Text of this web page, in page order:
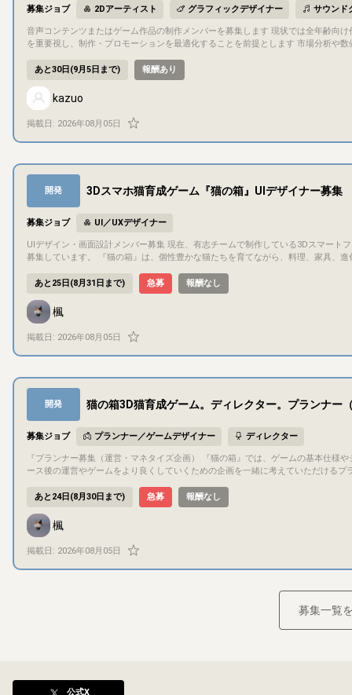
募集ジョブ 2Dアーティスト グラフィックデザイナー サウンド
音声コンテンツまたはゲーム作品の制作メンバーを募集します 現状では全年齢向け作品、主にDLsiteで
を重要視し、制作・プロモーションを最適化することを前提とします 市場分析や
ていますので それらを利用しつつもご参加いただいたメンバーのこだわりを盛
構成や意向により変更する可能性があります ## 制作期間について 年内には何らかの形で作品を発表したいと考えていますが 外注作業が多くなる場合はリードタイ
ムの影響を受けるなど、体制に応じた不確定要素が増えることが予測されるため、見直しを行う可能性があります ##
定です 報酬のお支払いについては例えば以下のようなパターンを考えています -
費（固定）+販売目標到達時のボーナス条項に基づくお支払い 比率や基準期間などの未決事項も多いため、上記のいずれとするか及びその詳細について 会計上の観
点を含めた検討を行う機会を設けます ## 募集主について 以下の作業をカバーします - マーケットに関する統計分析及びその解釈に基づく運営判断 - 作品制作・販
売にかかる事務処理（法務、税務など）、資金拠出 - プロジェクトの進行管理 - プログラミング ## 募集メンバー及びチーム規模について 以
を含め、契約時に取り決めます）をいただくことを想定しています 上記について
お、作品の発表はサークル名義で行いますが、ご協力いただいたメンバーのクレジットを記載する予定です ## 応募条件につ
募時点で20歳以上であること（報酬のお支払い・契約締結の都合によるもの） -
に関する統計分析レポート（短信）をお渡ししますので、そちらをご確認の上、
るポートフォリオをご提出いただきます（形式、フォーマットは自由です） ## 選考期間について 応募状況により変動する部分が大きく、現時点では確定できてい
ョン方法 Discordを利用します こちらでDiscordサーバーを用意いたしますので
み、音声チャンネルは利用しない想定です その他、大容量ファイルの送受信には主にGoogleドライブを利用しま
ます。なるべく確認するようにいたしますが、予めご了承いただきたく存じます
あと30日(9月5日まで) 報酬あり
kazuo
掲載日: 2026年08月05日
開発 3Dスマホ猫育成ゲーム『猫の箱』UIデザイナー募集
募集ジョブ UI／UXデザイナー
UIデザイン・画面設計メンバー募集 現在、有志チームで制作している3Dスマートフォン向け猫育成ゲーム **『猫の箱』**のUI制作に参加してくださる方を、数名
募集しています。 『猫の箱』は、個性豊かな猫たちを育てながら、料理、家具、進化、収集、クラフト、冒険などを楽しむ育成ゲームです。 猫や家具、料理などの
集では、アイコン単体の制作を中心とするのではなく、 既存のトンマナや仕様をもと
ます。 既存UIデザインのブラッシュアップ 未確定画面のレイアウト設計 ワイヤーフレームから完成デザインへの整理 ボタン、タブ、パネル、ポップアップなどの
配置 画面ごとの情報優先度の整理 スマートフォン画面に合わせたサイズ・余白調
デザイン統一 プランナーやプログラマーとの仕様確認 担当画面の例として、以下のようなものがあります。 メイン育成画面 猫の個別情報・インタラクション画面
ご飯購入・カート・配送画面 家具クラフト・解体画面 バッグ・持ち物画面 猫図
面 設定画面 各種ポップアップ すべてを一人で担当していただくわけではありません。 既存資料と現在のFigmaデータを確認し、相談しながら担当範囲を決定しま
が中心です。
あと25日(8月31日まで) 急募 報酬なし
楓
掲載日: 2026年08月05日
開発 猫の箱3D猫育成ゲーム。ディレクター。プランナー
募集ジョブ プランナー／ゲームデザイナー ディレクター
『プランナー募集（運営・マネタイズ企画） 『猫の箱』では、ゲームの基本仕様やシステムは概ね決定しており、現在は開発を進めています。 そこで今回は、リリ
ース後の運営やゲームをより良くしていくための企画を一緒に考えていただけるプランナーを募集します。 「どうすればもっ
出していただくポジションです。 主な活動内容 リリース後のイベント企画・運営案の提案 マネタイズや課金要素のアイデア出し プレイヤー数・継続率向上のため
の施策提案 新機能やコンテンツ追加の企画 ユーザー目線での改善案・フィード
ームの企画や運営に興味がある方 「もっと面白くできる」というアイデアを考え
ームでコミュニケーションを取りながら制作できる方 ※ゲームプランナーとしての実務経験は必須ではありません。ゲームをより面白くするための企画や改善案を
積極的に提案していただける方を歓迎
あと24日(8月30日まで) 急募 報酬なし
楓
掲載日: 2026年08月05日
募集一覧
公式X